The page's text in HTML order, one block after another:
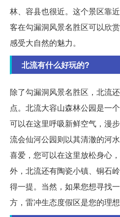
林、容县也很近。这个景区靠
客在勾漏洞风景名胜区可以欣
感受大自然的魅力。
北流有什么好玩的?
除了勾漏洞风景名胜区，北流
点。北流大容山森林公园是一
可以在这里呼吸新鲜空气，漫
流会仙河公园则以其清澈的河
喜爱，您可以在这里放松身心
外，北流还有陶瓷小镇、铜石
得一提。当然，如果您想寻找
方，雷冲生态度假区是您的理想